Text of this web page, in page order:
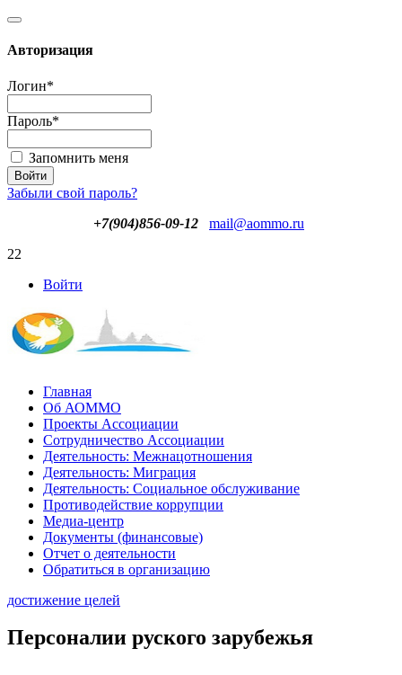
Авторизация
Логин*
Пароль*
Запомнить меня
Забыли свой пароль?
+7(904)856-09-12
mail@aommo.ru
22
Войти
Главная
Об АОММО
Проекты Ассоциации
Сотрудничество Ассоциации
Деятельность: Межнацотношения
Деятельность: Миграция
Деятельность: Социальное обслуживание
Противодействие коррупции
Медиа-центр
Документы (финансовые)
Отчет о деятельности
Обратиться в организацию
достижение целей
Персоналии руского зарубежья